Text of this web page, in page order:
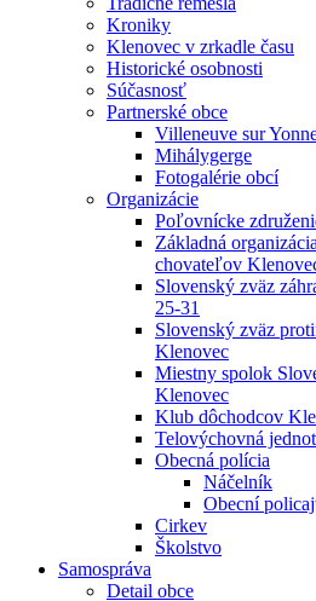
Kroniky
Klenovec v zrkadle času
Historické osobnosti
Súčasnosť
Partnerské obce
Villeneuve sur
Mihálygerge
Fotogalérie obcí
Organizácie
Poľovnícke
Základná
chovateľov
Slovenský zväz
25-31
Slovenský zväz
Klenovec
Miestny spolok
Klenovec
Klub dôchodcov
Telovýchovná
Obecná polícia
Náčelník
Obecní
Cirkev
Školstvo
Samospráva
Detail obce